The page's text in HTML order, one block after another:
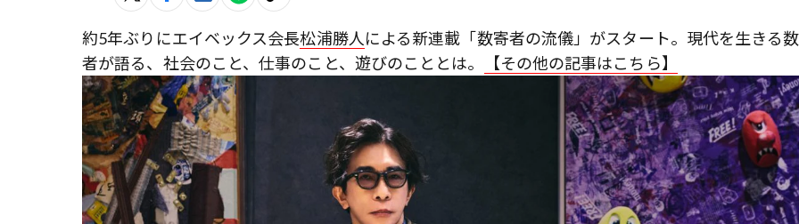
約5年ぶりにエイベックス会長松浦勝人 による新連載「数寄者の流儀」がスタート。現代を生きる
者が語る、社会のこと、仕事のこと、遊びのこととは。
【その他の記事はこちら】